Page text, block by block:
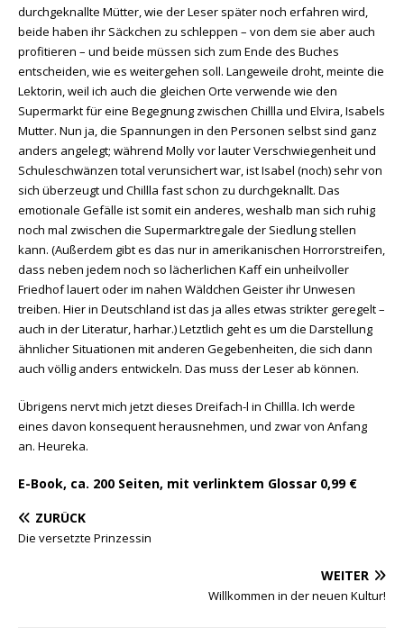
durchgeknallte Mütter, wie der Leser später noch erfahren wird,
beide haben ihr Säckchen zu schleppen – von dem sie aber auch
profitieren – und beide müssen sich zum Ende des Buches
entscheiden, wie es weitergehen soll. Langeweile droht, meinte die
Lektorin, weil ich auch die gleichen Orte verwende wie den
Supermarkt für eine Begegnung zwischen Chillla und Elvira, Isabels
Mutter. Nun ja, die Spannungen in den Personen selbst sind ganz
anders angelegt; während Molly vor lauter Verschwiegenheit und
Schuleschwänzen total verunsichert war, ist Isabel (noch) sehr von
sich überzeugt und Chillla fast schon zu durchgeknallt. Das
emotionale Gefälle ist somit ein anderes, weshalb man sich ruhig
noch mal zwischen die Supermarktregale der Siedlung stellen
kann. (Außerdem gibt es das nur in amerikanischen Horrorstreifen,
dass neben jedem noch so lächerlichen Kaff ein unheilvoller
Friedhof lauert oder im nahen Wäldchen Geister ihr Unwesen
treiben. Hier in Deutschland ist das ja alles etwas strikter geregelt –
auch in der Literatur, harhar.) Letztlich geht es um die Darstellung
ähnlicher Situationen mit anderen Gegebenheiten, die sich dann
auch völlig anders entwickeln. Das muss der Leser ab können.
Übrigens nervt mich jetzt dieses Dreifach-l in Chillla. Ich werde
eines davon konsequent herausnehmen, und zwar von Anfang
an. Heureka.
E-Book, ca. 200 Seiten, mit verlinktem Glossar 0,99 €
ZURÜCK
Die versetzte Prinzessin
WEITER
Willkommen in der neuen Kultur!